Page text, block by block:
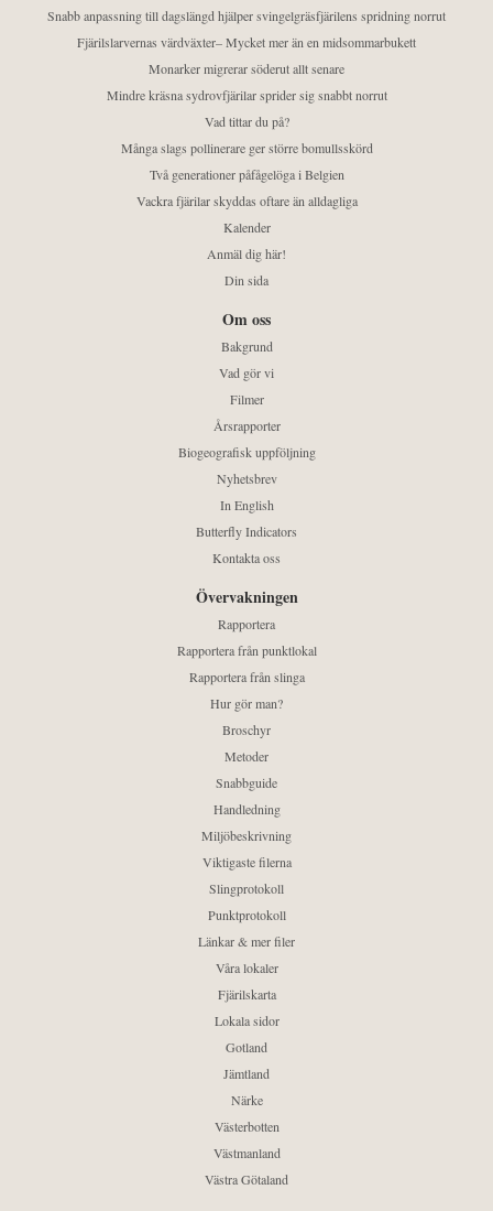
Snabb anpassning till dagslängd hjälper svingelgräsfjärilens spridning norrut
Fjärilslarvernas värdväxter– Mycket mer än en midsommarbukett
Monarker migrerar söderut allt senare
Mindre kräsna sydrovfjärilar sprider sig snabbt norrut
Vad tittar du på?
Många slags pollinerare ger större bomullsskörd
Två generationer påfågelöga i Belgien
Vackra fjärilar skyddas oftare än alldagliga
Kalender
Anmäl dig här!
Din sida
Om oss
Bakgrund
Vad gör vi
Filmer
Årsrapporter
Biogeografisk uppföljning
Nyhetsbrev
In English
Butterfly Indicators
Kontakta oss
Övervakningen
Rapportera
Rapportera från punktlokal
Rapportera från slinga
Hur gör man?
Broschyr
Metoder
Snabbguide
Handledning
Miljöbeskrivning
Viktigaste filerna
Slingprotokoll
Punktprotokoll
Länkar & mer filer
Våra lokaler
Fjärilskarta
Lokala sidor
Gotland
Jämtland
Närke
Västerbotten
Västmanland
Västra Götaland